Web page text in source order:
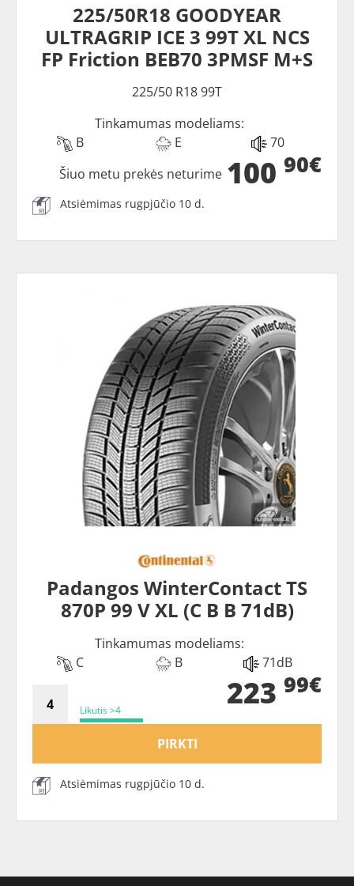
225/50R18 GOODYEAR
ULTRAGRIP ICE 3 99T XL NCS
FP Friction BEB70 3PMSF M+S
225/50 R18 99T
Tinkamumas modeliams:
B
E 70
100 90€
Šiuo metu prekės neturime
Atsiėmimas rugpjūčio 10 d.
Padangos WinterContact TS
870P 99 V XL (C B B 71dB)
Tinkamumas modeliams:
C
B 71dB
Likutis >4 223 99€
PIRKTI
Atsiėmimas rugpjūčio 10 d.